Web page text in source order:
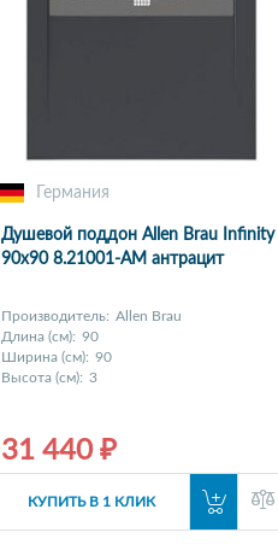
Германия
Душевой поддон Allen Brau Infinity
90x90 8.21001-AM антрацит
Производитель: Allen Brau
Длина (см): 90
Ширина (см): 90
Высота (см): 3
31 440 ₽
КУПИТЬ В 1 КЛИК